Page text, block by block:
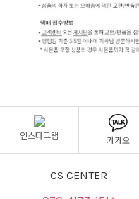
인스타그램
카카오
CS CENTER